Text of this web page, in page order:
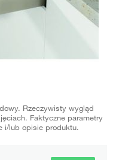
Rzeczywisty wygląd
Faktyczne parametry
i/lub opisie produktu.